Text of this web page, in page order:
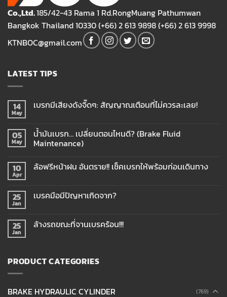
Co.,Ltd.185/42-43 Rama 1 Rd.RongMuang Pathumwan
Bangkok Thailand 10330 (+66) 2 613 9898 (+66) 2 613 9998
KTNBOC@gmail.com
LATEST TIPS
14
May
เบรกมีเสียงดังจี๊ดๆ: สัญญาณเตือนที่ไม่ควรละเลย!
05
May
น้ำมันเบรก… เปลี่ยนตอนไหนดี? (Brake Fluid
Maintenance)
10
Apr
ล้อฟรีหน้าฝน อันตราย!! เช็คเบรกให้พร้อมก่อนเดินทาง
25
Jan
เบรคมือมีปัญหาเกิดจาก?
25
Jan
ล้างรถขณะที่จานเบรคร้อน!!!
PRODUCT CATEGORIES
BRAKE HYDRAULIC CYLINDER (769)